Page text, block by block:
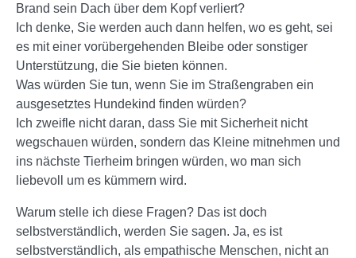
Brand sein Dach über dem Kopf verliert?
Ich denke, Sie werden auch dann helfen, wo es geht, sei
es mit einer vorübergehenden Bleibe oder sonstiger
Unterstützung, die Sie bieten können.
Was würden Sie tun, wenn Sie im Straßengraben ein
ausgesetztes Hundekind finden würden?
Ich zweifle nicht daran, dass Sie mit Sicherheit nicht
wegschauen würden, sondern das Kleine mitnehmen und
ins nächste Tierheim bringen würden, wo man sich
liebevoll um es kümmern wird.
Warum stelle ich diese Fragen? Das ist doch
selbstverständlich, werden Sie sagen. Ja, es ist
selbstverständlich, als empathische Menschen, nicht an